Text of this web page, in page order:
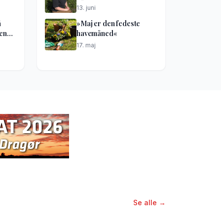
13. juni
»Maj er den fedeste
havemåned«
17. maj
Se alle →